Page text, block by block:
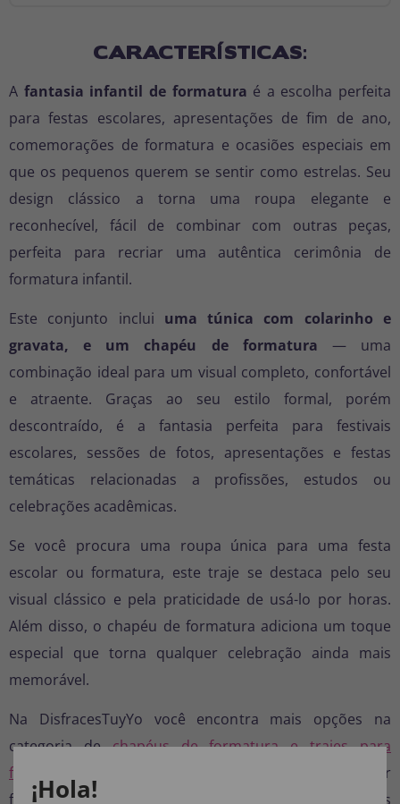
CARACTERÍSTICAS:
A fantasia infantil de formatura é a escolha perfeita
para festas escolares, apresentações de fim de ano,
comemorações de formatura e ocasiões especiais em
que os pequenos querem se sentir como estrelas. Seu
design clássico a torna uma roupa elegante e
reconhecível, fácil de combinar com outras peças,
perfeita para recriar uma autêntica cerimônia de
formatura infantil.
Este conjunto inclui uma túnica com colarinho e
gravata, e um chapéu de formatura — uma
combinação ideal para um visual completo, confortável
e atraente. Graças ao seu estilo formal, porém
descontraído, é a fantasia perfeita para festivais
escolares, sessões de fotos, apresentações e festas
temáticas relacionadas a profissões, estudos ou
celebrações acadêmicas.
Se você procura uma roupa única para uma festa
escolar ou formatura, este traje se destaca pelo seu
visual clássico e pela praticidade de usá-lo por horas.
Além disso, o chapéu de formatura adiciona um toque
especial que torna qualquer celebração ainda mais
memorável.
Na DisfracesTuyYo você encontra mais opções na
categoria dechapéus de formatura e trajes para
formandos
, com modelos criados para complementar
festas de formatura, eventos escolares e celebrações
¡Hola!